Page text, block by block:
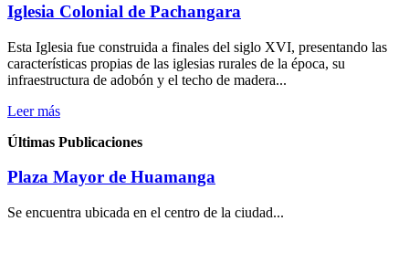
Iglesia Colonial de Pachangara
Esta Iglesia fue construida a finales del siglo XVI, presentando las
características propias de las iglesias rurales de la época, su
infraestructura de adobón y el techo de madera...
Leer más
Últimas Publicaciones
Plaza Mayor de Huamanga
Se encuentra ubicada en el centro de la ciudad...